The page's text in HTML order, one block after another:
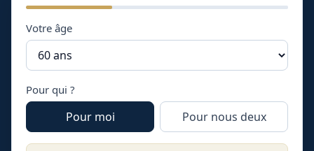
Votre âge
Pour qui ?
Pour moi Pour nous deux